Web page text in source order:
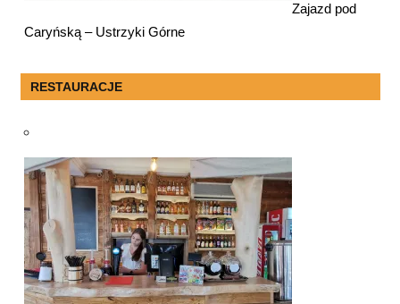
Zajazd pod
Caryńską – Ustrzyki Górne
RESTAURACJE